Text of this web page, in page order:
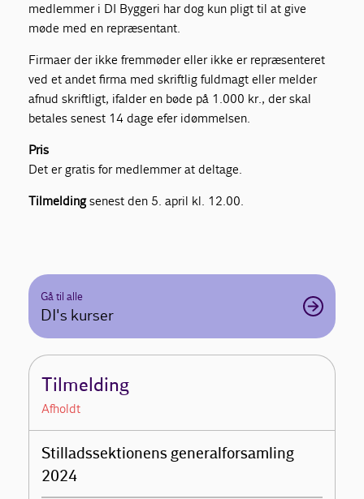
medlemmer i DI Byggeri har dog kun pligt til at give
møde med en repræsentant.
Firmaer der ikke fremmøder eller ikke er repræsenteret
ved et andet firma med skriftlig fuldmagt eller melder
afnud skriftligt, ifalder en bøde på 1.000 kr., der skal
betales senest 14 dage efer idømmelsen.
Pris
Det er gratis for medlemmer at deltage.
Tilmeldingsenest den 5. april kl. 12.00.
Gå til alle
DI's kurser
Tilmelding
Afholdt
Stilladssektionens generalforsamling
2024